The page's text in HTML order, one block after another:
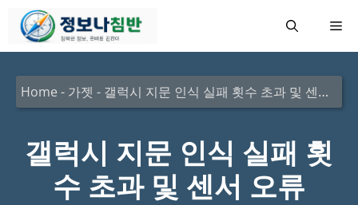
메
Home - 가젯 - 갤럭시 지문 인식 실패 횟수 초과 및 센서 오류
갤럭시 지문 인식 실패 횟
수 초과 및 센서 오류